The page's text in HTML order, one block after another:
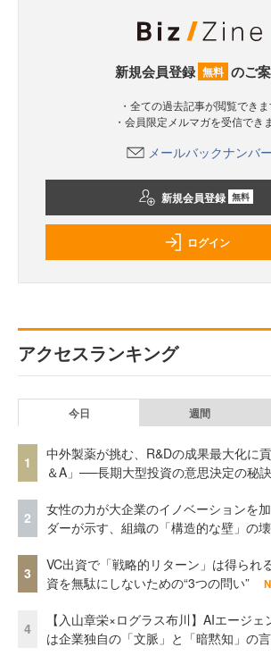
新規会員登録 無料 のご
・全ての過去記事が閲覧でき
・会員限定メルマガを受信でき
メールバックナンバー
新規会員登録 無料
ログイン
アクセスランキング
今日 週間
1
中外製薬が挑む、R&Dの成果最大化に
＆A」──長期大型投資の意思決定の秘
2
女性の力が大企業のイノベーションを
ダーが示す、組織の「構造的な壁」の
3
VC出資で「戦略的リターン」は得られ
資を無駄にしないための“3つの問い”
4
【入山章栄×ログラス布川】AIエージ
は企業独自の「文脈」と「暗黙知」の